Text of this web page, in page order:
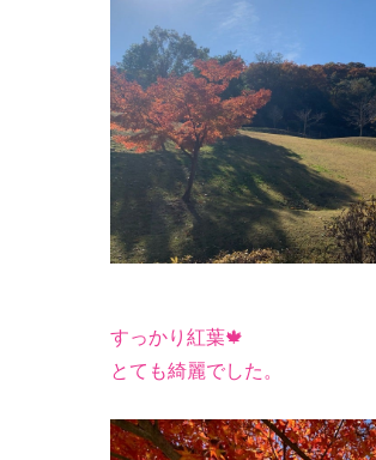
すっかり紅葉🍁
とても綺麗でした。